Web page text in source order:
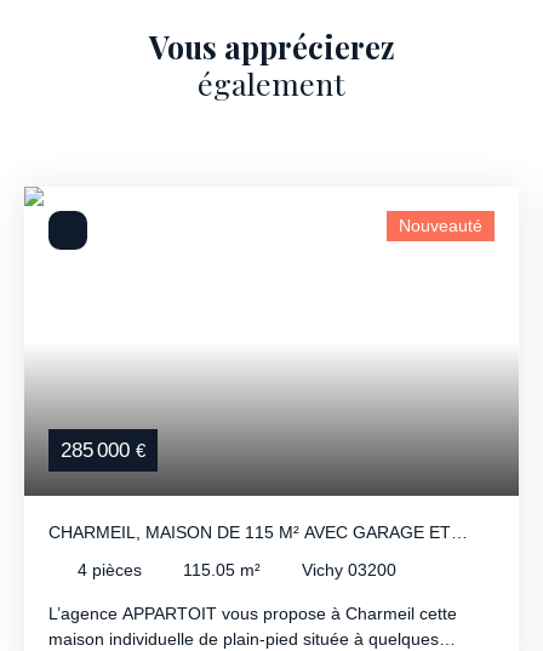
Vous apprécierez
également
285 000 €
Nouveauté
CHARMEIL, MAISON DE 115 M² AVEC GARAGE ET
4 pièces 115.05 m² Vichy 03200
L’agence APPARTOIT vous propose à Charmeil cette
maison individuelle de plain-pied située à quelques